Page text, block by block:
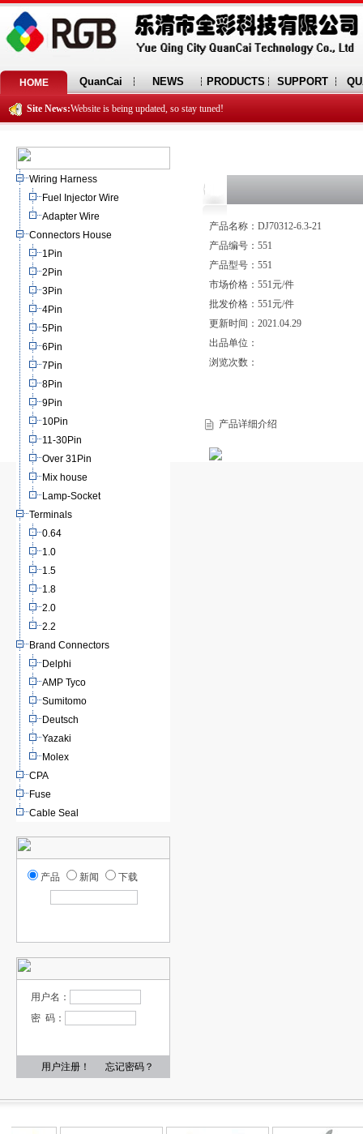
HOME QuanCai NEWS PRODUCTS SUPPORT
Site News:Website is being updated, so stay tuned!
Wiring Harness
Fuel Injector Wire
Adapter Wire
Connectors House
1Pin
2Pin
3Pin
4Pin
5Pin
6Pin
7Pin
8Pin
9Pin
10Pin
11-30Pin
Over 31Pin
Mix house
Lamp-Socket
Terminals
0.64
1.0
1.5
1.8
2.0
2.2
Brand Connectors
Delphi
AMP Tyco
Sumitomo
Deutsch
Yazaki
Molex
CPA
Fuse
Cable Seal
产品 新闻 下载
用户名：
密 码：
用户注册！ 忘记密码？
产品名称：DJ70312-6.3-21
产品编号：551
产品型号：551
市场价格：551元/件
批发价格：551元/件
更新时间：2021.04.29
出品单位：
浏览次数：
产品详细介绍